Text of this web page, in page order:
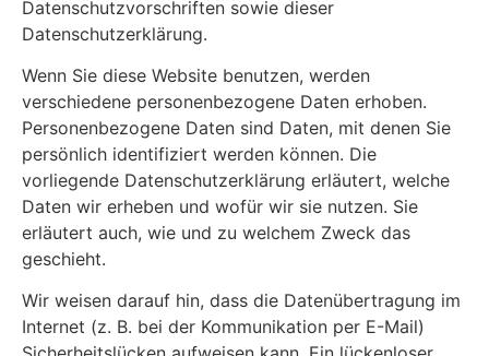
Datenschutzvorschriften sowie dieser
Datenschutzerklärung.
Wenn Sie diese Website benutzen, werden
verschiedene personenbezogene Daten erhoben.
Personenbezogene Daten sind Daten, mit denen Sie
persönlich identifiziert werden können. Die
vorliegende Datenschutzerklärung erläutert, welche
Daten wir erheben und wofür wir sie nutzen. Sie
erläutert auch, wie und zu welchem Zweck das
geschieht.
Wir weisen darauf hin, dass die Datenübertragung im
Internet (z. B. bei der Kommunikation per E-Mail)